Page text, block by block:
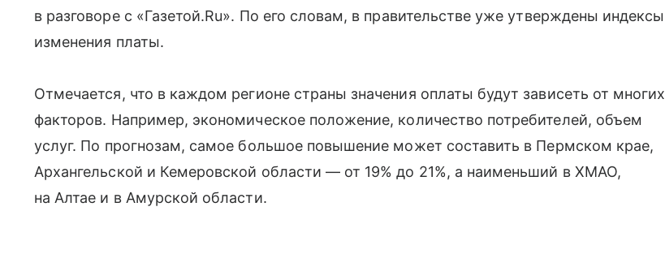
в разговоре с «Газетой.Ru». По его словам, в правительстве уже утверждены индексы
изменения платы.
Отмечается, что в каждом регионе страны значения оплаты будут зависеть от многих
факторов. Например, экономическое положение, количество потребителей, объем
услуг. По прогнозам, самое большое повышение может составить в Пермском крае,
Архангельской и Кемеровской области — от 19% до 21%, а наименьший в ХМАО,
на Алтае и в Амурской области.